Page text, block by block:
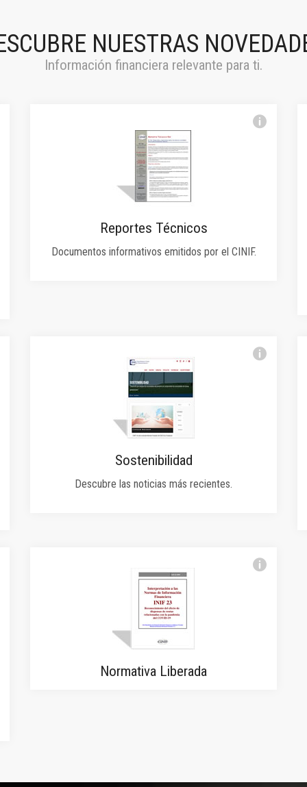
NUESTRAS
Información financiera relevante para ti.
Reportes Técnicos
Documentos informativos emitidos por el CINIF.
Sostenibilidad
Descubre las noticias más recientes.
Normativa Liberada